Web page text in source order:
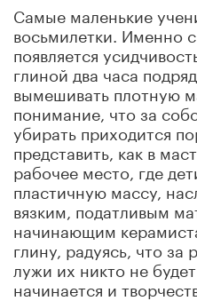
Самые маленькие
восьмилетки. Именно
появляется
глиной два часа
вымешивать плотную
понимание, что за
убирать приходится
представить, как в
рабочее место, где
пластичную массу,
вязким, податливым
начинающим
глину, радуясь, что за
лужи их никто не
начинается и